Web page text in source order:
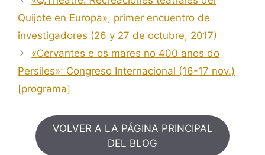
Quijote en Europa», primer encuentro de
investigadores (26 y 27 de octubre, 2017)
«Cervantes e os mares no 400 anos do
Persiles»: Congreso Internacional (16-17 nov.)
[programa]
VOLVER A LA PÁGINA PRINCIPAL
DEL BLOG